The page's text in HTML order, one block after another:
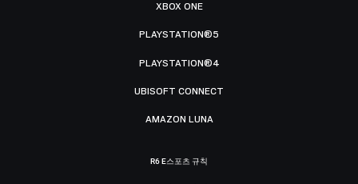
XBOX ONE
PLAYSTATION®5
PLAYSTATION®4
UBISOFT CONNECT
AMAZON LUNA
R6 E스포츠 규칙